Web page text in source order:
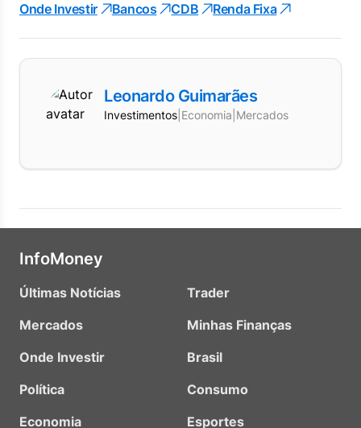
Onde Investir Bancos CDB Renda Fixa
Leonardo Guimarães
Investimentos Economia Mercados
InfoMoney
Últimas Notícias
Mercados
Onde Investir
Política
Economia
Trader
Minhas Finanças
Brasil
Consumo
Esportes